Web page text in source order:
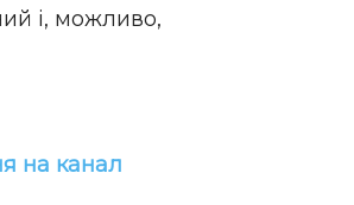
і, можливо,
на канал